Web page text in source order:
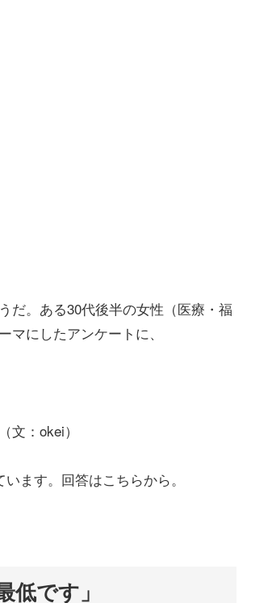
だ。ある30代後半の女性（医療・福
にしたアンケートに、
：okei）
ます。回答はこちらから。
低です」